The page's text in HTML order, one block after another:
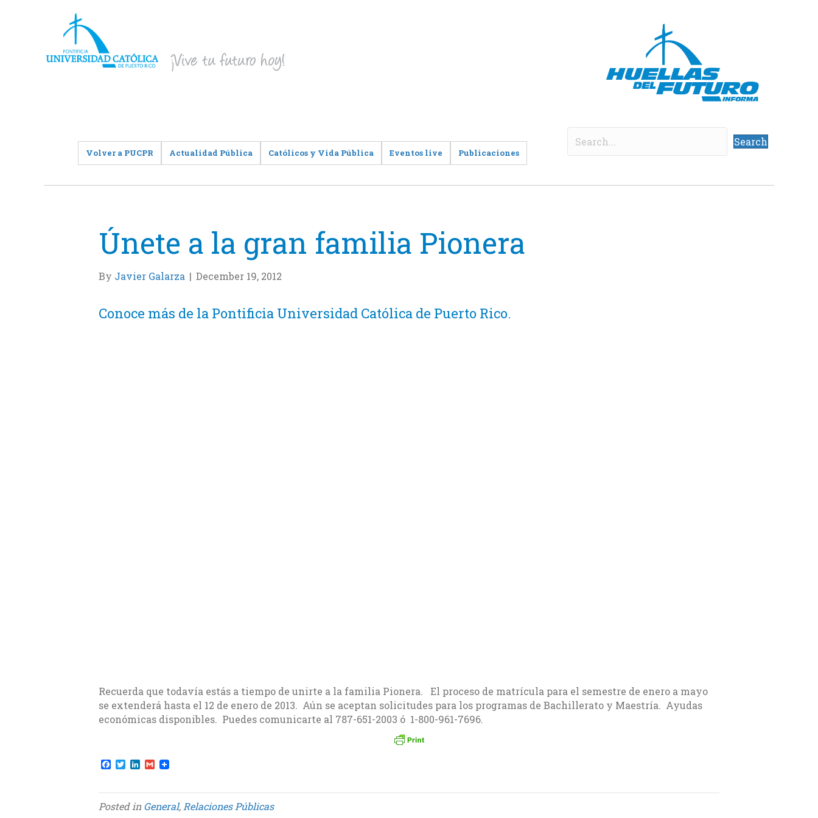
Volver a PUCPR Actualidad Pública Católicos y Vida Pública Eventos live Publicaciones
Search
Únete a la gran familia Pionera
By Javier Galarza | December 19, 2012
Conoce más de la Pontificia Universidad Católica de Puerto Rico.
Recuerda que todavía estás a tiempo de unirte a la familia Pionera. El proceso de matrícula para el semestre de enero a mayo
se extenderá hasta el 12 de enero de 2013. Aún se aceptan solicitudes para los programas de Bachillerato y Maestría. Ayudas
económicas disponibles. Puedes comunicarte al 787-651-2003 ó 1-800-961-7696.
F
e
b
o
T
t
t
e
L
k
e
d
G
i
l
Posted inGeneral,Relaciones Públicas